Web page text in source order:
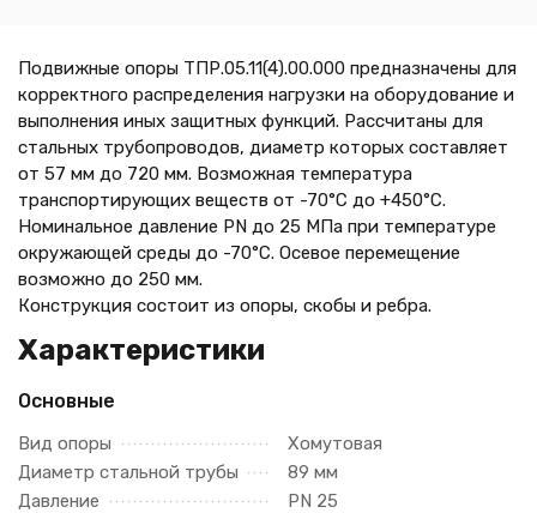
Подвижные опоры ТПР.05.11(4).00.000 предназначены для
корректного распределения нагрузки на оборудование и
выполнения иных защитных функций. Рассчитаны для
стальных трубопроводов, диаметр которых составляет
от 57 мм до 720 мм. Возможная температура
транспортирующих веществ от -70°C до +450°C.
Номинальное давление PN до 25 МПа при температуре
окружающей среды до -70°C. Осевое перемещение
возможно до 250 мм.
Конструкция состоит из опоры, скобы и ребра.
Характеристики
Основные
Вид опоры
Хомутовая
Диаметр стальной трубы
89 мм
Давление
PN 25